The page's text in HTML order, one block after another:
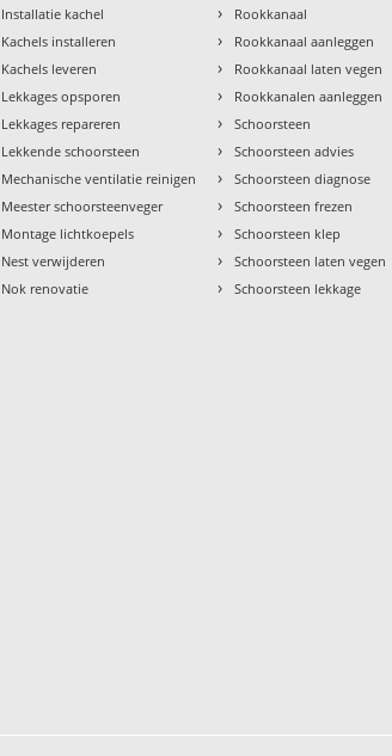
Installatie kachel
Kachels installeren
Kachels leveren
Lekkages opsporen
Lekkages repareren
Lekkende schoorsteen
Mechanische ventilatie reinigen
Meester schoorsteenveger
Montage lichtkoepels
Nest verwijderen
Nok renovatie
› Rookkanaal
› Rookkanaal aanleggen
› Rookkanaal laten vegen
› Rookkanalen aanleggen
› Schoorsteen
› Schoorsteen advies
› Schoorsteen diagnose
› Schoorsteen frezen
› Schoorsteen klep
› Schoorsteen laten vegen
› Schoorsteen lekkage